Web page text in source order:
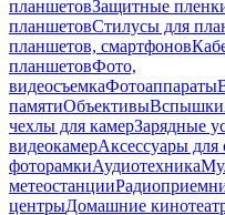
планшетовЗащитные
планшетовСтилусы для
планшетов, смартфонов
планшетовФото,
видеосъемкаФотоаппараты
памятиОбъективыВспышки
чехлы для камерЗарядные
видеокамерАксессуары для
фоторамкиАудиотехника
метеостанции
центрыДомашние